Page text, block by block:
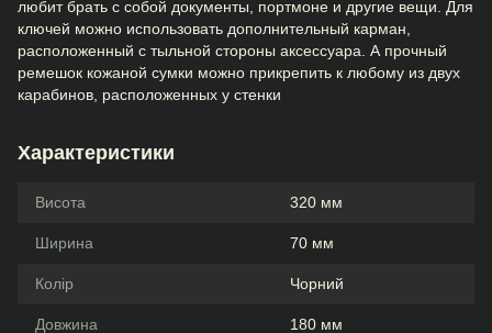
любит брать с собой документы, портмоне и другие вещи. Для
ключей можно использовать дополнительный карман,
расположенный с тыльной стороны аксессуара. А прочный
ремешок кожаной сумки можно прикрепить к любому из двух
карабинов, расположенных у стенки
Характеристики
Висота 320 мм
Ширина 70 мм
Колір Чорний
Довжина 180 мм